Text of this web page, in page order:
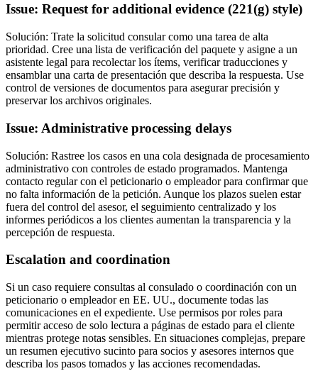
Issue: Request for additional evidence (221(g) style)
Solución: Trate la solicitud consular como una tarea de alta
prioridad. Cree una lista de verificación del paquete y asigne a un
asistente legal para recolectar los ítems, verificar traducciones y
ensamblar una carta de presentación que describa la respuesta. Use
control de versiones de documentos para asegurar precisión y
preservar los archivos originales.
Issue: Administrative processing delays
Solución: Rastree los casos en una cola designada de procesamiento
administrativo con controles de estado programados. Mantenga
contacto regular con el peticionario o empleador para confirmar que
no falta información de la petición. Aunque los plazos suelen estar
fuera del control del asesor, el seguimiento centralizado y los
informes periódicos a los clientes aumentan la transparencia y la
percepción de respuesta.
Escalation and coordination
Si un caso requiere consultas al consulado o coordinación con un
peticionario o empleador en EE. UU., documente todas las
comunicaciones en el expediente. Use permisos por roles para
permitir acceso de solo lectura a páginas de estado para el cliente
mientras protege notas sensibles. En situaciones complejas, prepare
un resumen ejecutivo sucinto para socios y asesores internos que
describa los pasos tomados y las acciones recomendadas.